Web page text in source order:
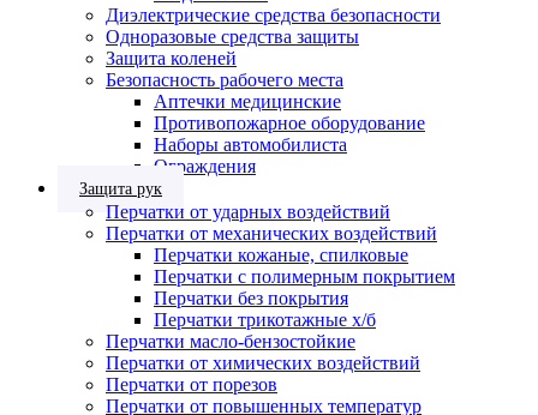
Диэлектрические средства безопасности
Одноразовые средства защиты
Защита коленей
Безопасность рабочего места
Аптечки медицинские
Противопожарное оборудование
Наборы автомобилиста
Ограждения
Защита рук
Перчатки от ударных воздействий
Перчатки от механических воздействий
Перчатки кожаные, спилковые
Перчатки с полимерным покрытием
Перчатки без покрытия
Перчатки трикотажные х/б
Перчатки масло-бензостойкие
Перчатки от химических воздействий
Перчатки от порезов
Перчатки от повышенных температур